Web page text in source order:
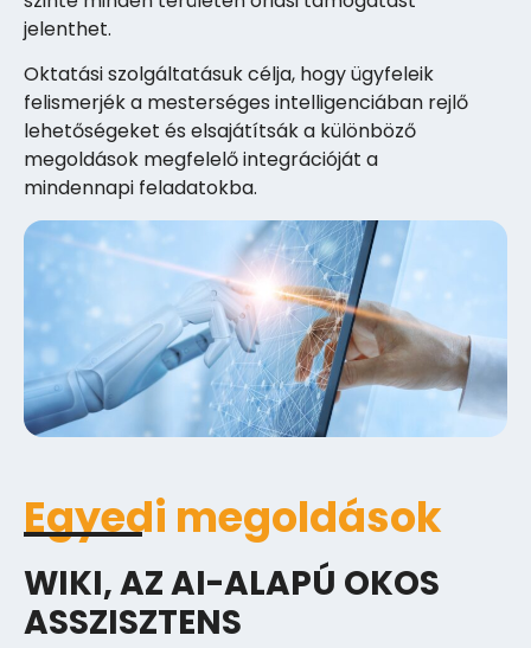
jelenthet.
Oktatási szolgáltatásuk célja, hogy ügyfeleik
felismerjék a mesterséges intelligenciában rejlő
lehetőségeket és elsajátítsák a különböző
megoldások megfelelő integrációját a
mindennapi feladatokba.
Egyedi megoldások
WIKI, AZ AI-ALAPÚ OKOS
ASSZISZTENS